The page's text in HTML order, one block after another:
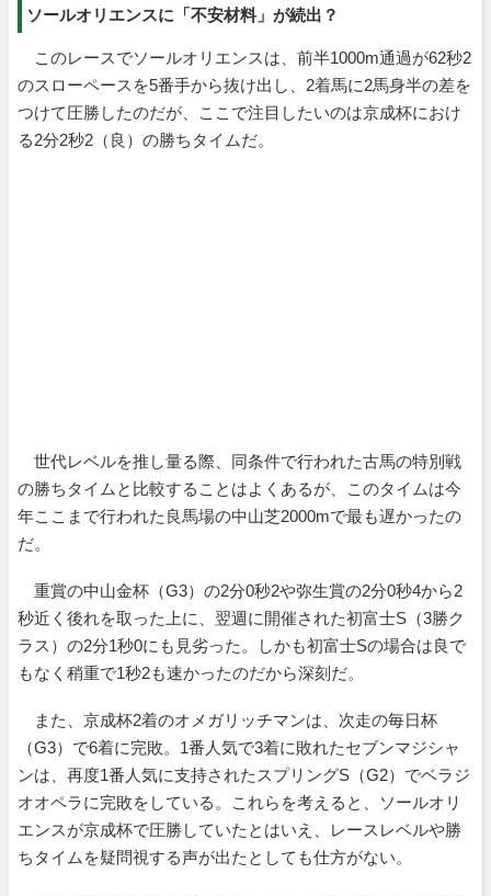
ソールオリエンスに「不安材料」が続出？
このレースでソールオリエンスは、前半1000m通過が62秒2
のスローペースを5番手から抜け出し、2着馬に2馬身半の差を
つけて圧勝したのだが、ここで注目したいのは京成杯におけ
る2分2秒2（良）の勝ちタイムだ。
世代レベルを推し量る際、同条件で行われた古馬の特別戦
の勝ちタイムと比較することはよくあるが、このタイムは今
年ここまで行われた良馬場の中山芝2000mで最も遅かったの
だ。
重賞の中山金杯（G3）の2分0秒2や弥生賞の2分0秒4から2
秒近く後れを取った上に、翌週に開催された初富士S（3勝ク
ラス）の2分1秒0にも見劣った。しかも初富士Sの場合は良で
もなく稍重で1秒2も速かったのだから深刻だ。
また、京成杯2着のオメガリッチマンは、次走の毎日杯
（G3）で6着に完敗。1番人気で3着に敗れたセブンマジシャ
ンは、再度1番人気に支持されたスプリングS（G2）でベラジ
オオペラに完敗をしている。これらを考えると、ソールオリ
エンスが京成杯で圧勝していたとはいえ、レースレベルや勝
ちタイムを疑問視する声が出たとしても仕方がない。